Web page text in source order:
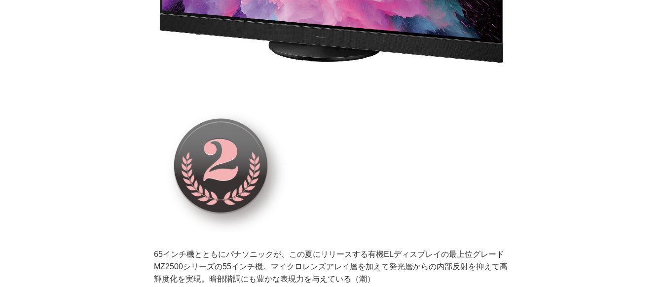
65インチ機とともにパナソニックが、この夏にリリースする有機ELディスプレイの最上位グレード
MZ2500シリーズの55インチ機。マイクロレンズアレイ層を加えて発光層からの内部反射を抑えて高
輝度化を実現。暗部階調にも豊かな表現力を与えている（潮）